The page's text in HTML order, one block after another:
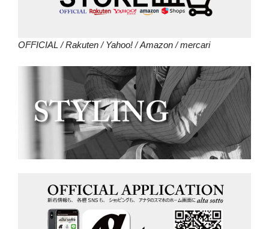
OFFICIAL /Rakuten/Yahoo!/Amazon/mercari